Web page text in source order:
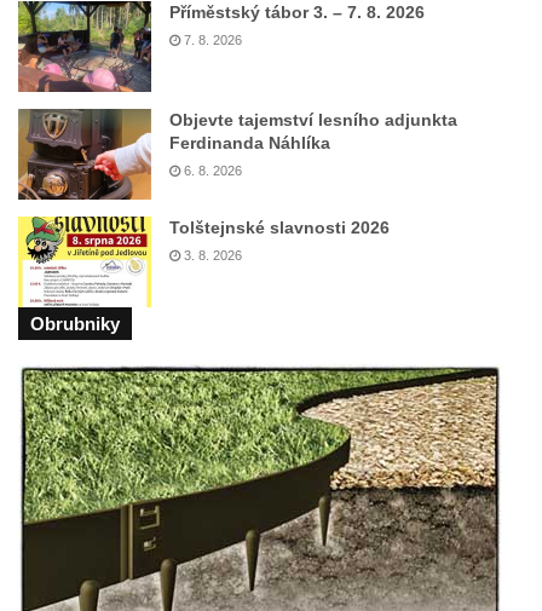
Příměstský tábor 3. – 7. 8. 2026
7. 8. 2026
Objevte tajemství lesního adjunkta
Ferdinanda Náhlíka
6. 8. 2026
Tolštejnské slavnosti 2026
3. 8. 2026
Obrubniky